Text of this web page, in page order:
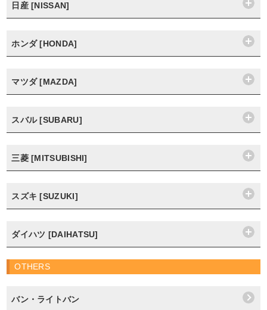
日産 [NISSAN]
ホンダ [HONDA]
マツダ [MAZDA]
スバル [SUBARU]
三菱 [MITSUBISHI]
スズキ [SUZUKI]
ダイハツ [DAIHATSU]
OTHERS
バン・ライトバン